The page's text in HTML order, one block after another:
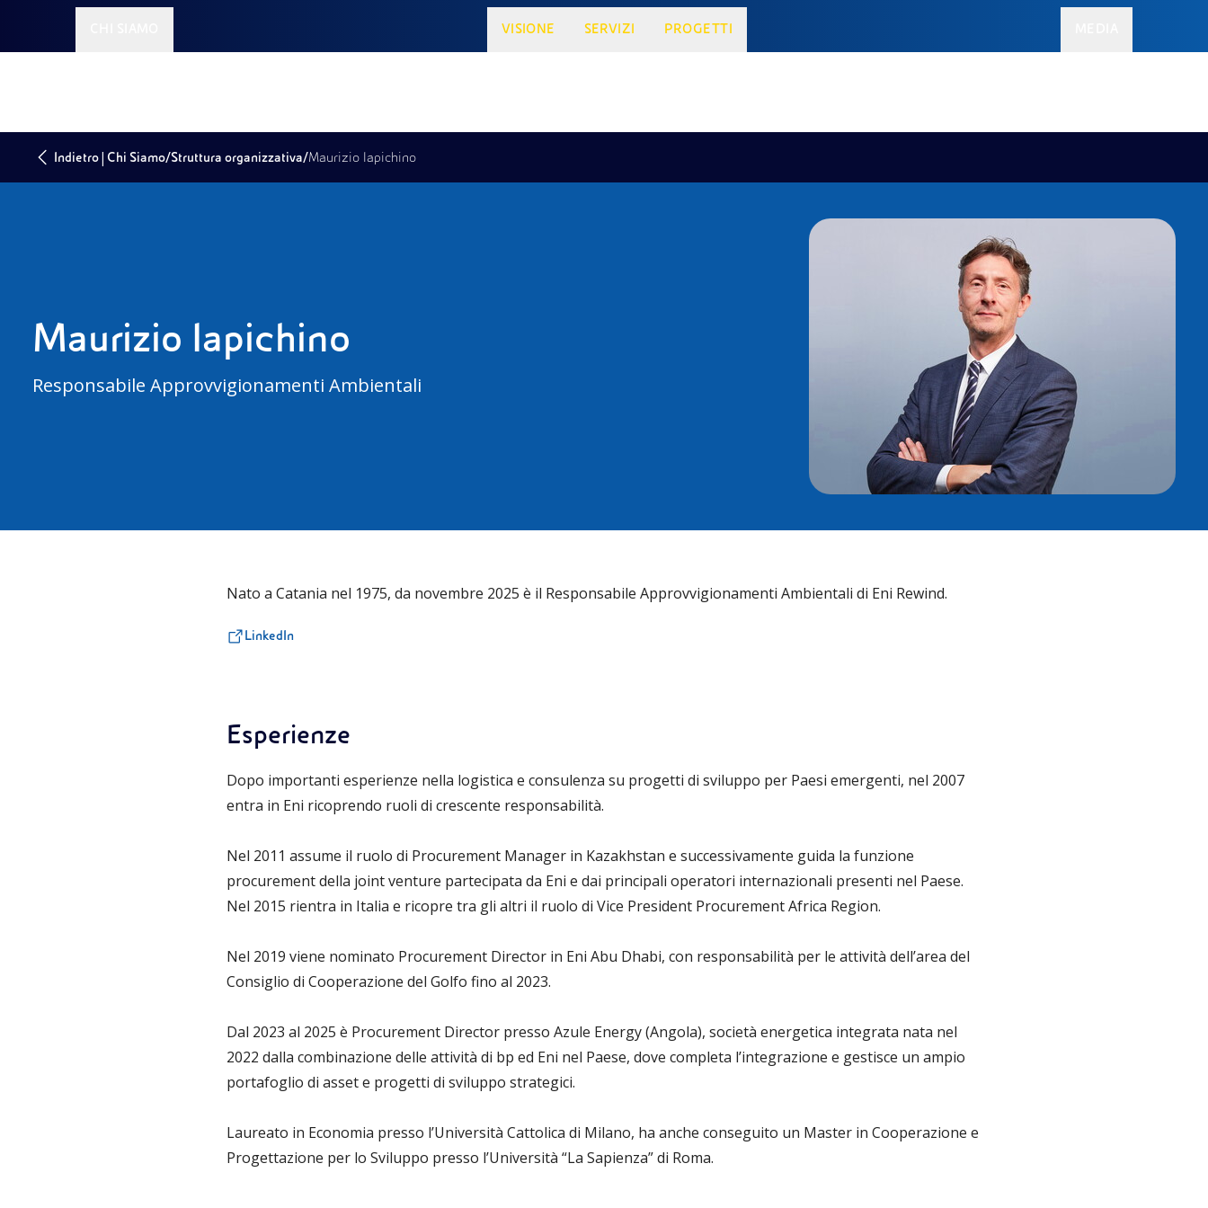
VISIONE SERVIZI PROGETTI
Indietro| Chi Siamo/Struttura organizzativa/Maurizio Iapichino
Maurizio Iapichino
Responsabile Approvvigionamenti Ambientali
Nato a Catania nel 1975, da novembre 2025 è il Responsabile Approvvigionamenti Ambientali di Eni Rewind.
LinkedIn
Esperienze
Dopo importanti esperienze nella logistica e consulenza su progetti di sviluppo per Paesi emergenti, nel 2007
entra in Eni ricoprendo ruoli di crescente responsabilità.
Nel 2011 assume il ruolo di Procurement Manager in Kazakhstan e successivamente guida la funzione
procurement della joint venture partecipata da Eni e dai principali operatori internazionali presenti nel Paese.
Nel 2015 rientra in Italia e ricopre tra gli altri il ruolo di Vice President Procurement Africa Region.
Nel 2019 viene nominato Procurement Director in Eni Abu Dhabi, con responsabilità per le attività dell’area del
Consiglio di Cooperazione del Golfo fino al 2023.
Dal 2023 al 2025 è Procurement Director presso Azule Energy (Angola), società energetica integrata nata nel
2022 dalla combinazione delle attività di bp ed Eni nel Paese, dove completa l’integrazione e gestisce un ampio
portafoglio di asset e progetti di sviluppo strategici.
Laureato in Economia presso l’Università Cattolica di Milano, ha anche conseguito un Master in Cooperazione e
Progettazione per lo Sviluppo presso l’Università “La Sapienza” di Roma.